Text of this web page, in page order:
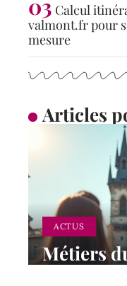
Calcul
valmont.fr pour
mesure
Articles
ACTUS
Métiers
plus